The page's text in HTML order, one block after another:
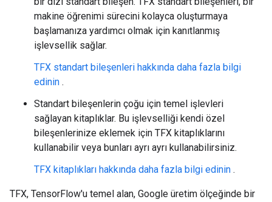
makine öğrenimi sürecini kolayca oluşturmaya
başlamanıza yardımcı olmak için kanıtlanmış
işlevsellik sağlar.
TFX standart bileşenleri hakkında daha fazla bilgi
edinin .
Standart bileşenlerin çoğu için temel işlevleri
sağlayan kitaplıklar. Bu işlevselliği kendi özel
bileşenlerinize eklemek için TFX kitaplıklarını
kullanabilir veya bunları ayrı ayrı kullanabilirsiniz.
TFX kitaplıkları hakkında daha fazla bilgi edinin .
TFX, TensorFlow'u temel alan, Google üretim ölçeğinde bir